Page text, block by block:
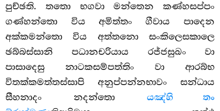
පුච්ඡති. තතො භගවා මන්තෙන කණ්හසප්පං
ගණ්හන්තො විය අමිත්තං ගීවාය පාදෙන
අක්කමන්තො විය අත්තනො සංකිලෙසකාලෙ
ඡබ්බස්සානි පධානචරියාය රජ්ජසුඛං වා
පාසාදෙසු නාටකසම්පත්තිං වා ආරබ්භ
විතක්කමත්තස්සාපි අනුප්පන්නභාවං සන්ධාය
සීහනාදං නදන්තො යඤ්හි තං